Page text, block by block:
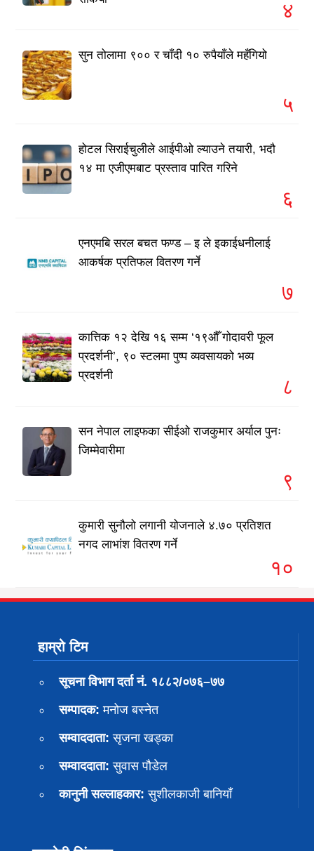
४
सुन तोलामा ९०० र चाँदी १० रुपैयाँले महँगियो
५
होटल सिराईचुलीले आईपीओ ल्याउने तयारी, भदौ
१४ मा एजीएमबाट प्रस्ताव पारित गरिने
६
एनएमबि सरल बचत फण्ड – इ ले इकाईधनीलाई
आकर्षक प्रतिफल वितरण गर्ने
७
कात्तिक १२ देखि १६ सम्म ‘१९औँ गोदावरी फूल
प्रदर्शनी’, ९० स्टलमा पुष्प व्यवसायको भव्य
प्रदर्शनी
८
सन नेपाल लाइफका सीईओ राजकुमार अर्याल पुनः
जिम्मेवारीमा
९
कुमारी सुनौलो लगानी योजनाले ४.७० प्रतिशत
नगद लाभांश वितरण गर्ने
१०
हाम्रो टिम
सूचना विभाग दर्ता नं. १८८२/०७६–७७
सम्पादक: मनोज बस्नेत
सम्वाददाता: सृजना खड्का
सम्वाददाता: सुवास पाैडेल
कानुनी सल्लाहकार: सुशीलकाजी बानियाँ